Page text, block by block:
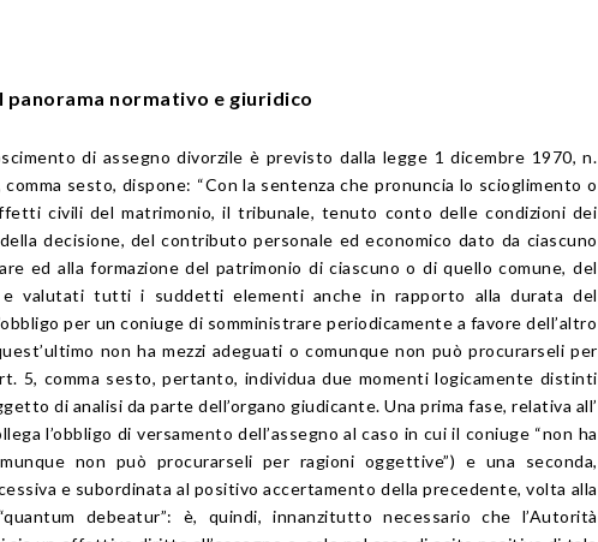
panorama normativo e giuridico
di assegno divorzile è previsto dalla legge 1 dicembre 1970, n.
comma sesto, dispone: “Con la sentenza che pronuncia lo scioglimento o
civili del matrimonio, il tribunale, tenuto conto delle condizioni dei
decisione, del contributo personale ed economico dato da ciascuno
ed alla formazione del patrimonio di ciascuno o di quello comune, del
valutati tutti i suddetti elementi anche in rapporto alla durata del
per un coniuge di somministrare periodicamente a favore dell’altro
non ha mezzi adeguati o comunque non può procurarseli per
5, comma sesto, pertanto, individua due momenti logicamente distinti
di analisi da parte dell’organo giudicante. Una prima fase, relativa all’
l’obbligo di versamento dell’assegno al caso in cui il coniuge “non ha
non può procurarseli per ragioni oggettive”) e una seconda,
e subordinata al positivo accertamento della precedente, volta alla
debeatur”: è, quindi, innanzitutto necessario che l’Autorità